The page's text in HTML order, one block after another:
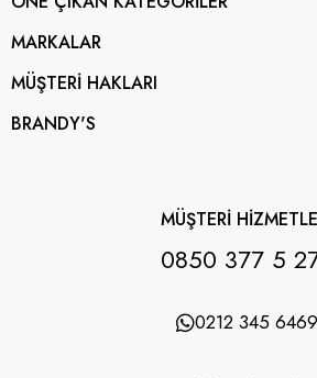
MARKALAR
MÜŞTERİ HAKLARI
BRANDY'S
MÜŞTERİ
0850 377 5
0212 345 6469